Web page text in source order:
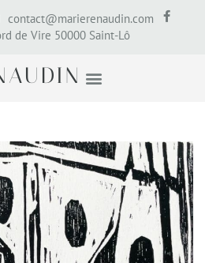
contact@marierenaudin.com
de Vire 50000 Saint-Lô